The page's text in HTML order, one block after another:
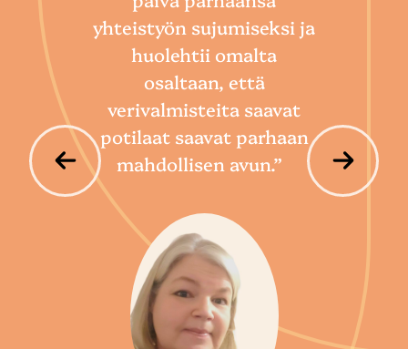
yhteistyön sujumiseksi ja
huolehtii omalta
osaltaan, että
verivalmisteita saavat
potilaat saavat parhaan
mahdollisen avun.”